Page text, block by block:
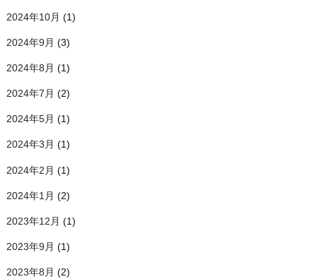
2024年10月 (1)
2024年9月 (3)
2024年8月 (1)
2024年7月 (2)
2024年5月 (1)
2024年3月 (1)
2024年2月 (1)
2024年1月 (2)
2023年12月 (1)
2023年9月 (1)
2023年8月 (2)